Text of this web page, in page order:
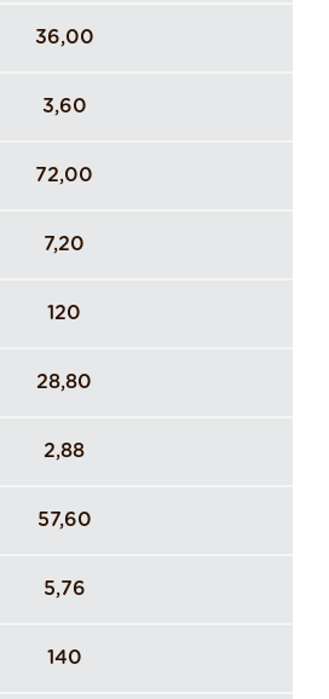
36,00
3,60
72,00
7,20
120
28,80
2,88
57,60
5,76
140